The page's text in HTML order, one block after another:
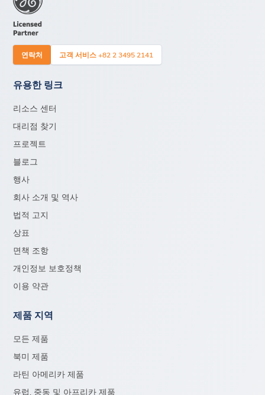
연락처 고객 서비스 +82 2 3495 2141
유용한 링크
리소스 센터
대리점 찾기
프로젝트
블로그
행사
회사 소개 및 역사
법적 고지
상표
면책 조항
개인정보 보호정책
이용 약관
제품 지역
모든 제품
북미 제품
라틴 아메리카 제품
유럽, 중동 및 아프리카 제품